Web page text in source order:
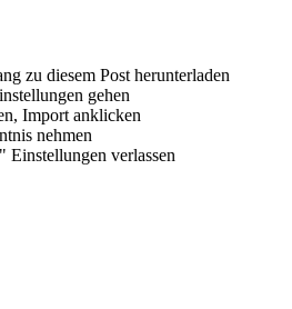
zu diesem Post herunterladen
gehen
Import anklicken
nehmen
verlassen